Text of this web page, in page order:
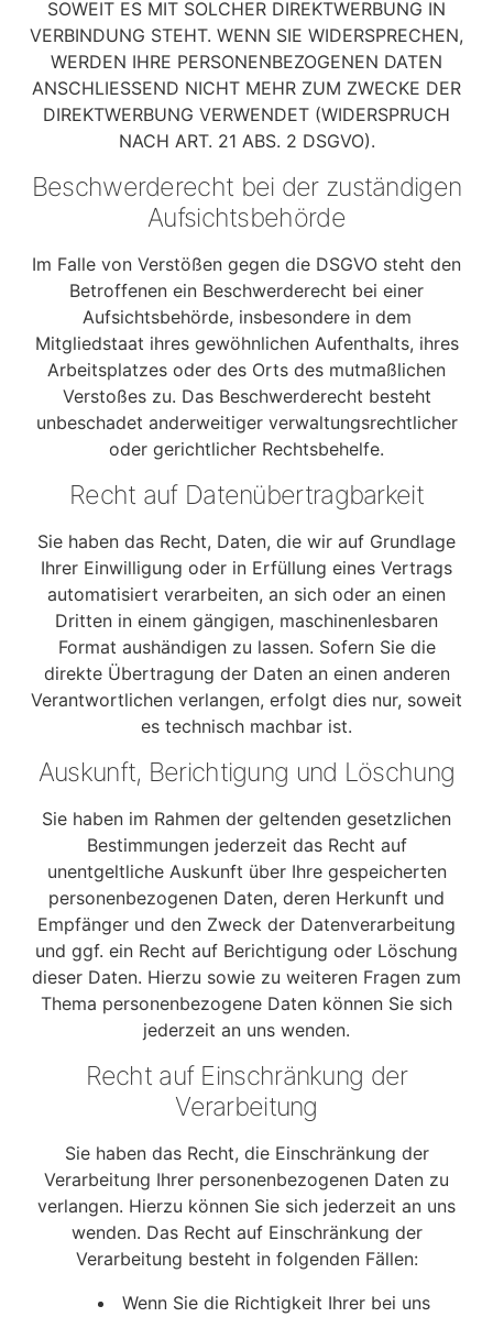
SOWEIT ES MIT SOLCHER DIREKTWERBUNG IN
VERBINDUNG STEHT. WENN SIE WIDERSPRECHEN,
WERDEN IHRE PERSONENBEZOGENEN DATEN
ANSCHLIESSEND NICHT MEHR ZUM ZWECKE DER
DIREKTWERBUNG VERWENDET (WIDERSPRUCH
NACH ART. 21 ABS. 2 DSGVO).
Beschwerde­recht bei der zuständigen
Aufsichts­behörde
Im Falle von Verstößen gegen die DSGVO steht den
Betroffenen ein Beschwerderecht bei einer
Aufsichtsbehörde, insbesondere in dem
Mitgliedstaat ihres gewöhnlichen Aufenthalts, ihres
Arbeitsplatzes oder des Orts des mutmaßlichen
Verstoßes zu. Das Beschwerderecht besteht
unbeschadet anderweitiger verwaltungsrechtlicher
oder gerichtlicher Rechtsbehelfe.
Recht auf Daten­übertrag­barkeit
Sie haben das Recht, Daten, die wir auf Grundlage
Ihrer Einwilligung oder in Erfüllung eines Vertrags
automatisiert verarbeiten, an sich oder an einen
Dritten in einem gängigen, maschinenlesbaren
Format aushändigen zu lassen. Sofern Sie die
direkte Übertragung der Daten an einen anderen
Verantwortlichen verlangen, erfolgt dies nur, soweit
es technisch machbar ist.
Auskunft, Berichtigung und Löschung
Sie haben im Rahmen der geltenden gesetzlichen
Bestimmungen jederzeit das Recht auf
unentgeltliche Auskunft über Ihre gespeicherten
personenbezogenen Daten, deren Herkunft und
Empfänger und den Zweck der Datenverarbeitung
und ggf. ein Recht auf Berichtigung oder Löschung
dieser Daten. Hierzu sowie zu weiteren Fragen zum
Thema personenbezogene Daten können Sie sich
jederzeit an uns wenden.
Recht auf Einschränkung der
Verarbeitung
Sie haben das Recht, die Einschränkung der
Verarbeitung Ihrer personenbezogenen Daten zu
verlangen. Hierzu können Sie sich jederzeit an uns
wenden. Das Recht auf Einschränkung der
Verarbeitung besteht in folgenden Fällen:
Wenn Sie die Richtigkeit Ihrer bei uns